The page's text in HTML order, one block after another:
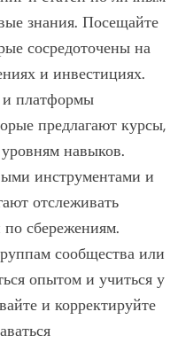
знания. Посещайте
сосредоточены на
и инвестициях.
и платформы
предлагают курсы,
навыков.
инструментами и
отслеживать
по сбережениям.
сообщества или
опытом и учиться у
и корректируйте